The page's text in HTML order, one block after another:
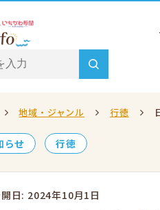
地域・ジャンル 行徳
らせ 行徳
日: 2024年10月1日